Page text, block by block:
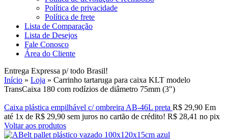
Política de privacidade
Política de frete
Lista de Comparação
Lista de Desejos
Fale Conosco
Área do Cliente
Entrega Expressa p/ todo Brasil!
Início » Loja » Carrinho tartaruga para caixa KLT modelo
TransCaixa 180 com rodízios de diâmetro 75mm (3″)
Caixa plástica empilhável c/ ombreira AB-46L preta R$ 29,90 Em
até 1x de R$ 29,90 sem juros no cartão de crédito! R$ 28,41 no pix
Voltar aos produtos